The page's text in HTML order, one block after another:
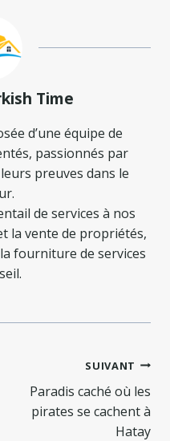
Time
d’une équipe de
passionnés par
preuves dans le
de services à nos
la vente de propriétés,
fourniture de services
SUIVANT
Paradis caché où les
pirates se cachent à
Hatay